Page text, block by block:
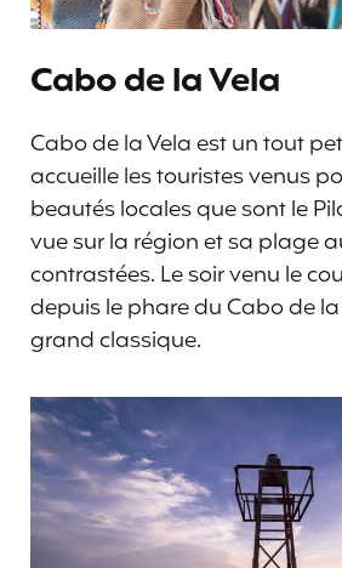
Cabo de la Vela
Cabo de la Vela est un tout
accueille les touristes venus
beautés locales que sont le
vue sur la région et sa plage
contrastées. Le soir venu le
depuis le phare du Cabo de
grand classique.